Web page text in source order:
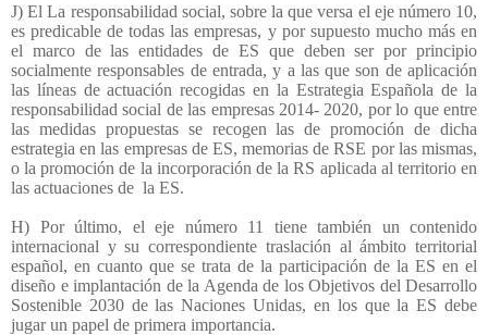
J) El La responsabilidad social, sobre la que versa el eje número 10,
es predicable de todas las empresas, y por supuesto mucho más en
el marco de las entidades de ES que deben ser por principio
socialmente responsables de entrada, y a las que son de aplicación
las líneas de actuación recogidas en la Estrategia Española de la
responsabilidad social de las empresas 2014- 2020, por lo que entre
las medidas propuestas se recogen las de promoción de dicha
estrategia en las empresas de ES, memorias de RSE por las mismas,
o la promoción de la incorporación de la RS aplicada al territorio en
las actuaciones de la ES.
H) Por último, el eje número 11 tiene también un contenido
internacional y su correspondiente traslación al ámbito territorial
español, en cuanto que se trata de la participación de la ES en el
diseño e implantación de la Agenda de los Objetivos del Desarrollo
Sostenible 2030 de las Naciones Unidas, en los que la ES debe
jugar un papel de primera importancia.